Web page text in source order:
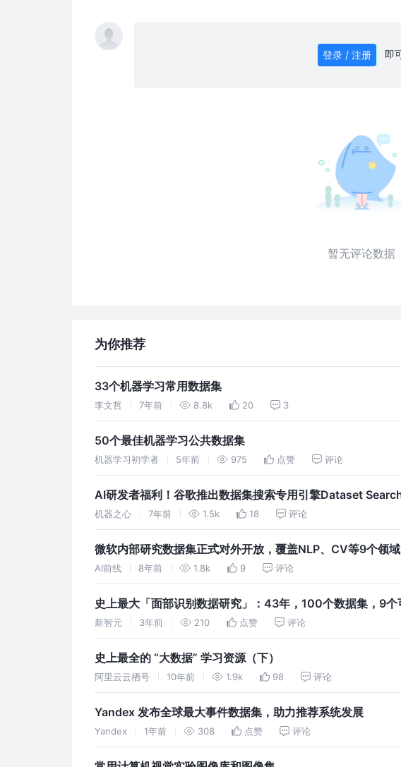
登录 / 注册 即
暂无评论数据
为你推荐
33个机器学习常用数据集
李文哲 7年前 8.8k 20 3
50个最佳机器学习公共数据集
机器学习初学者 5年前 975 点赞 评论
AI研发者福利！谷歌推出数据集搜索专用引擎Dataset
机器之心 7年前 1.5k 18 评论
微软内部研究数据集正式对外开放，覆盖NLP、CV等9个领域
AI前线 8年前 1.8k 9 评论
史上最大「面部识别数据研究」：43年，100个数据集，9个
新智元 3年前 210 点赞 评论
史上最全的 “大数据” 学习资源（下）
阿里云云栖号 10年前 1.9k 98 评论
Yandex 发布全球最大事件数据集，助力推荐系统发展
Yandex 1年前 308 点赞 评论